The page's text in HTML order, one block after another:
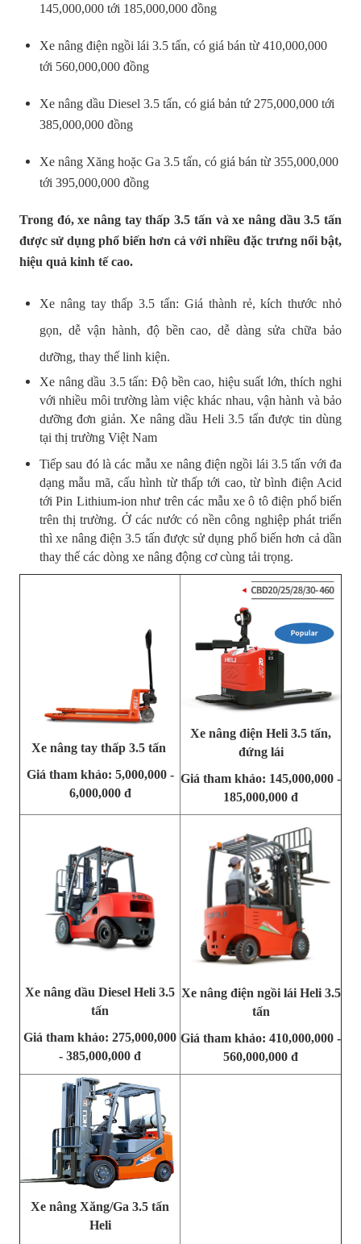
145,000,000 tới 185,000,000 đồng
Xe nâng điện ngồi lái 3.5 tấn, có giá bán từ 410,000,000
tới 560,000,000 đồng
Xe nâng dầu Diesel 3.5 tấn, có giá bản tứ 275,000,000 tới
385,000,000 đồng
Xe nâng Xăng hoặc Ga 3.5 tấn, có giá bán từ 355,000,000
tới 395,000,000 đồng
Trong đó, xe nâng tay thấp 3.5 tấn và xe nâng dầu 3.5 tấn
được sử dụng phổ biến hơn cả với nhiều đặc trưng nổi bật,
hiệu quả kinh tế cao.
Xe nâng tay thấp 3.5 tấn: Giá thành rẻ, kích thước nhỏ
gọn, dễ vận hành, độ bền cao, dễ dàng sửa chữa bảo
dưỡng, thay thế linh kiện.
Xe nâng dầu 3.5 tấn: Độ bền cao, hiệu suất lớn, thích nghi
với nhiều môi trường làm việc khác nhau, vận hành và bảo
dưỡng đơn giản. Xe nâng dầu Heli 3.5 tấn được tin dùng
tại thị trường Việt Nam
Tiếp sau đó là các mẫu xe nâng điện ngồi lái 3.5 tấn với đa
dạng mẫu mã, cấu hình từ thấp tới cao, từ bình điện Acid
tới Pin Lithium-ion như trên các mẫu xe ô tô điện phổ biến
trên thị trường. Ở các nước có nền công nghiệp phát triển
thì xe nâng điện 3.5 tấn được sử dụng phổ biến hơn cả dần
thay thế các dòng xe nâng động cơ cùng tải trọng.
Xe nâng tay thấp 3.5 tấn
Giá tham khảo: 5,000,000 -
6,000,000 đ
Xe nâng điện Heli 3.5 tấn,
đứng lái
Giá tham khảo: 145,000,000 -
185,000,000 đ
Xe nâng dầu Diesel Heli 3.5
tấn
Giá tham khảo: 275,000,000
- 385,000,000 đ
Xe nâng điện ngồi lái Heli 3.5
tấn
Giá tham khảo: 410,000,000 -
560,000,000 đ
Xe nâng Xăng/Ga 3.5 tấn
Heli